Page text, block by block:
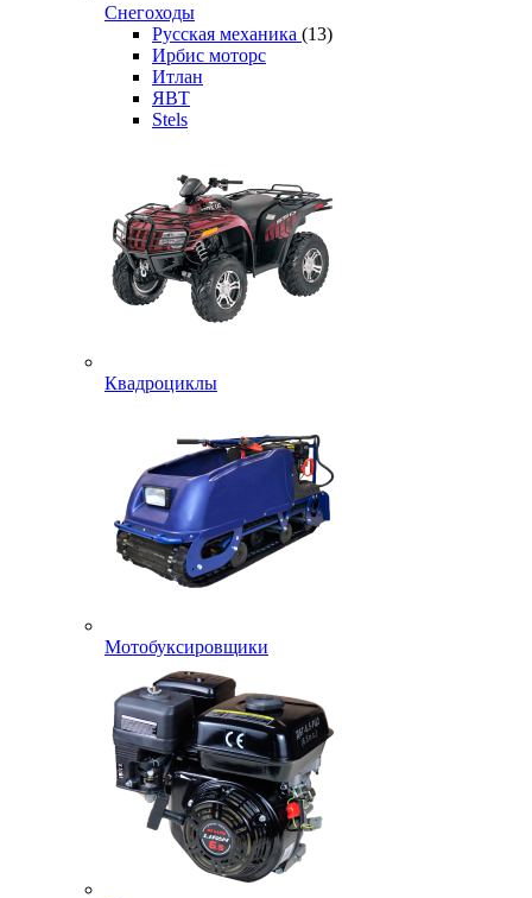
Снегоходы
Русская механика (13)
Ирбис моторс
Итлан
ЯВТ
Stels
Квадроциклы
Мотобуксировщики